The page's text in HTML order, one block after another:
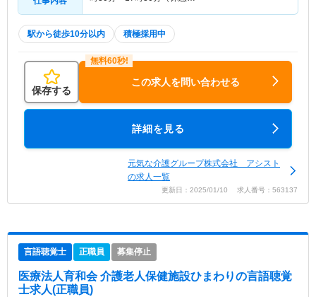
駅から徒歩10分以内 積極採用中
保存する
この求人を問い合わせる
詳細を見る
元気な介護グループ株式会社 アシスト
の求人一覧
更新日：2025/01/10 求人番号：563137
言語聴覚士 正職員 募集停止
医療法人育和会 介護老人保健施設ひまわりの言語聴覚
士求人(正職員)